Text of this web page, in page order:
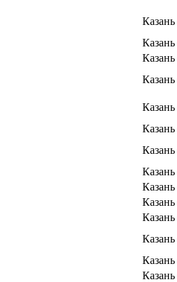
Казань
Казань
Казань
Казань
Казань
Казань
Казань
Казань
Казань
Казань
Казань
Казань
Казань
Казань